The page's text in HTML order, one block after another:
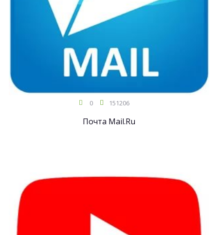
0 151206
Почта Mail.Ru